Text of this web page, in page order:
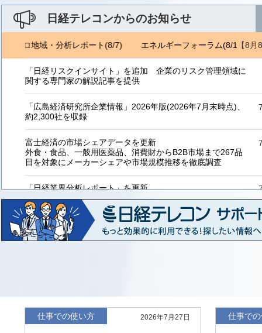
日経テレコンからのお知らせ
【8
トロ地域・分析レポート(8/7) エネルギーフォーラム(8/1) ジ
「日経リスクインサイト」を追加 企業のリスク管理領域に
関する専門家の解説記事を提供
「広島経済研究所企業情報」2026年版(2026年7月末時点)、
約2,300社を収録
富士経済の市場シェアデータを更新
外食・食品、一般用医薬品、消費財からB2B市場まで267品
目を対象にメーカーシェアや市場規模推移を徹底調査
「日経業界分析レポート」を更新
「工業用プラスチック製品」「システムインテグレーター」
など20業界の内容を刷新
「東洋経済海外進出企業情報」の2026年版、約3万6千社を
収録
「日経POS情報マーケットレポート」の最新版、10～3月実
績の市場動向を速報
仕事での使い方 2026年7月27日 仕事で